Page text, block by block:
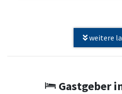
weitere
Gastgeber